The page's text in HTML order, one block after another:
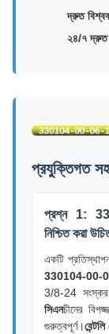
দ্রুত
২৪/৭ দ্রুত
প্রযুক্তিগত
প্রশ্ন 1:
নিশ্চিত করা
একটি
330104-00-
3/8-24
সিএনচীনের
গুরুত্বপূর্ণ।